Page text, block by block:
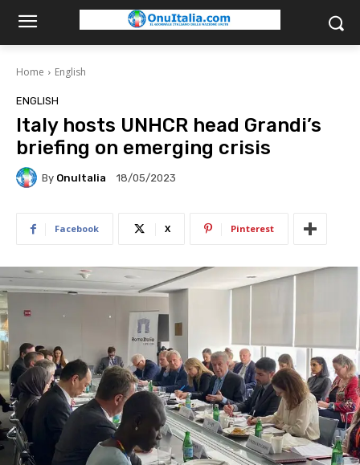
Home English
ENGLISH
Italy hosts UNHCR head Grandi’s
briefing on emerging crisis
By OnuItalia 18/05/2023
Facebook X Pinterest